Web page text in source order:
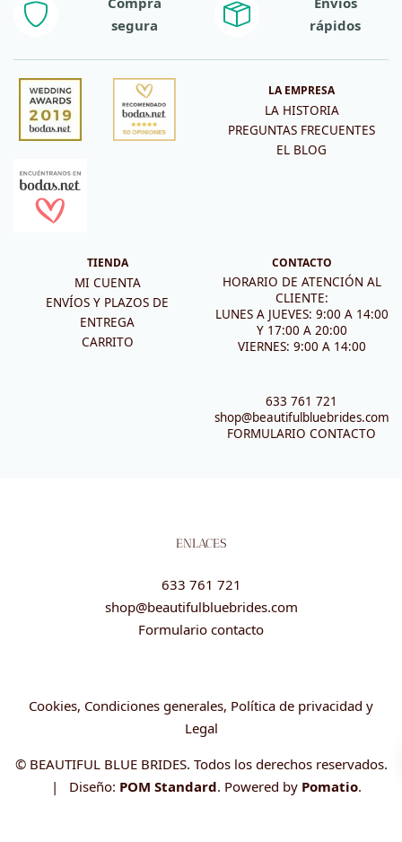
segura
rápidos
LA EMPRESA
LA HISTORIA
PREGUNTAS FRECUENTES
EL BLOG
TIENDA
MI CUENTA
ENVÍOS Y PLAZOS DE
ENTREGA
CARRITO
CONTACTO
HORARIO DE ATENCIÓN AL
CLIENTE:
LUNES A JUEVES: 9:00 A 14:00
Y 17:00 A 20:00
VIERNES: 9:00 A 14:00
633 761 721
shop@beautifulbluebrides.com
FORMULARIO CONTACTO
ENLACES
633 761 721
shop@beautifulbluebrides.com
Formulario contacto
Cookies, Condiciones generales, Política de privacidad y
Legal
© BEAUTIFUL BLUE BRIDES. Todos los derechos reservados.
| Diseño: POM Standard. Powered by Pomatio.